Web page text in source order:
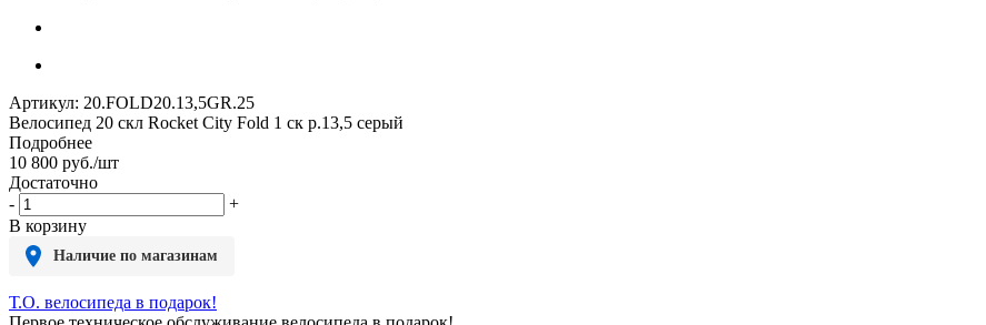
Артикул: 20.FOLD20.13,5GR.25
Велосипед 20 скл Rocket City Fold 1 ск р.13,5 серый
Подробнее
10 800 руб./шт
Достаточно
-
+
В корзину
Наличие по магазинам
Т.О. велосипеда в подарок!